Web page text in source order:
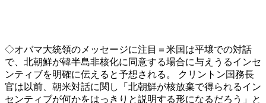
◇オバマ大統領のメッセージに注目＝米国は平壌での対話
で、北朝鮮が韓半島非核化に同意する場合に与えうるインセ
ンティブを明確に伝えると予想される。 クリントン国務長
官は以前、朝米対話に関し「北朝鮮が核放棄で得られるイン
センティブが何かをはっきりと説明する形になるだろう」と